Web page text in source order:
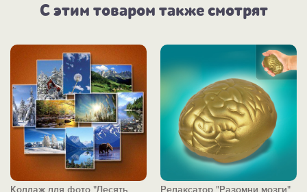
С этим товаром также смотрят